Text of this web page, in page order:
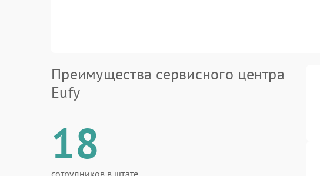
Преимущества сервисного центра
Eufy
18
сотрудников в штате